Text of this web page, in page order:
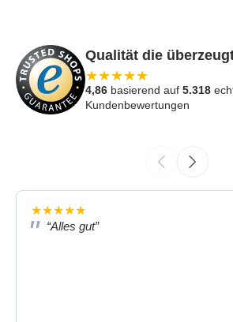
Qualität die
★★★★★
4,86 basierend auf 5.318
Kundenbewertungen
★★★★★
“Alles gut”